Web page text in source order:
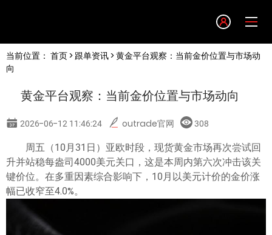
English
简体中文
한글
当前位置： 首页> 跟单资讯> 黄金平台观察：当前金价位置与市场动
向
黄金平台观察：当前金价位置与市场动向
2026-06-12 11:46:24 outrade官网 308
周五（10月31日）亚欧时段，现货黄金市场再次尝试回
升并站稳每盎司4000美元关口，这是本周内第六次冲击该关
键价位。在多重因素综合影响下，10月以美元计价的金价涨
幅已收窄至4.0%。